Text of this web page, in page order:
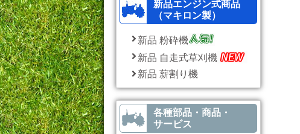
新品エンジン式商品
（マキロン製）
新品 粉砕機
新品 自走式草刈機
新品 薪割り機
各種部品・商品・
サービス